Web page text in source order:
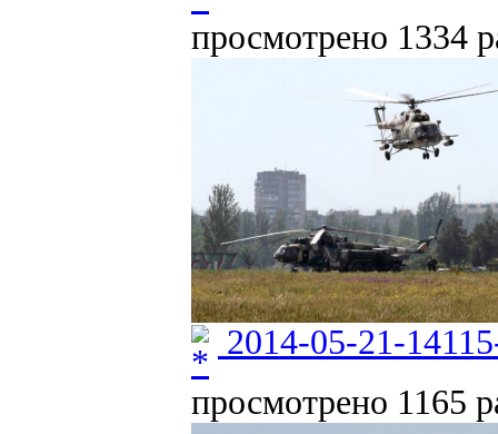
просмотрено 1334
2014-05-21-
просмотрено 1165